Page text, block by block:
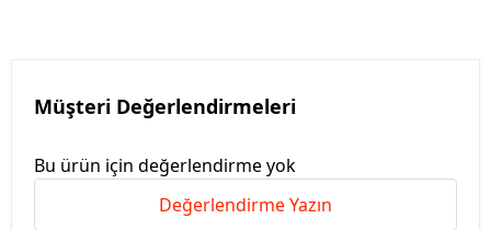
Müşteri Değerlendirmeleri
Bu ürün için değerlendirme yok
Değerlendirme Yazın